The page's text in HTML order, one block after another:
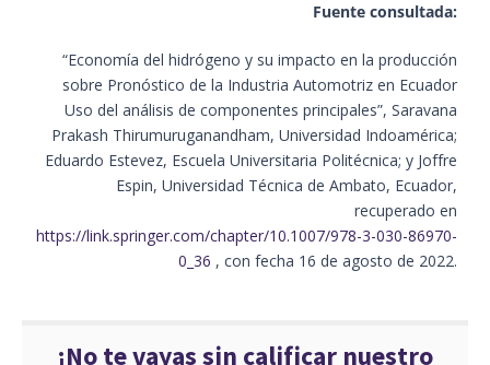
Fuente consultada:
“Economía del hidrógeno y su impacto en la producción
sobre Pronóstico de la Industria Automotriz en Ecuador
Uso del análisis de componentes principales”, Saravana
Prakash Thirumuruganandham, Universidad Indoamérica;
Eduardo Estevez, Escuela Universitaria Politécnica; y Joffre
Espin, Universidad Técnica de Ambato, Ecuador,
recuperado en
https://link.springer.com/chapter/10.1007/978-3-030-86970-
0_36 , con fecha 16 de agosto de 2022.
¡No te vayas sin calificar nuestro